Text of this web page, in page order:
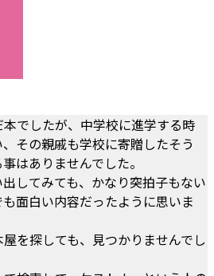
でしたが、中学校に進学する時
その親戚も学校に寄贈したそう
はありませんでした。
してみても、かなり突拍子もない
面白い内容だったように思いま
を探しても、見つかりませんでし